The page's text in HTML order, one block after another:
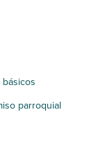
parroquial